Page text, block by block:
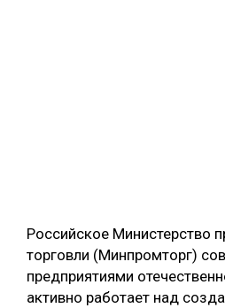
Российское Министерство
торговли (Минпромторг)
предприятиями
активно работает над